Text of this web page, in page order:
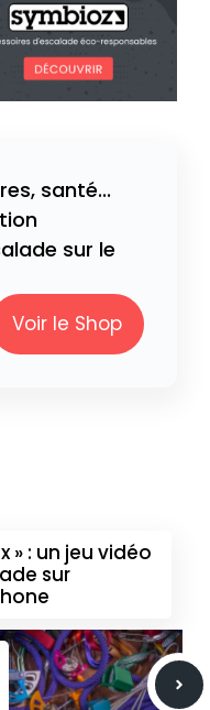
santé...
sur le
Voir le Shop
» : un jeu vidéo
sur